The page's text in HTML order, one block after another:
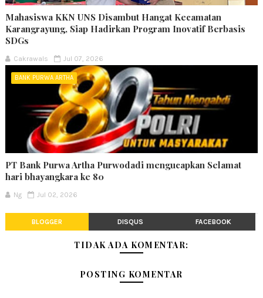
Mahasiswa KKN UNS Disambut Hangat Kecamatan
Karangrayung, Siap Hadirkan Program Inovatif Berbasis
SDGs
Cakrawals Jul 07, 2026
BANK PURWA ARTHA
PT Bank Purwa Artha Purwodadi mengucapkan Selamat
hari bhayangkara ke 80
Ng Jul 02, 2026
BLOGGER DISQUS FACEBOOK
TIDAK ADA KOMENTAR:
POSTING KOMENTAR